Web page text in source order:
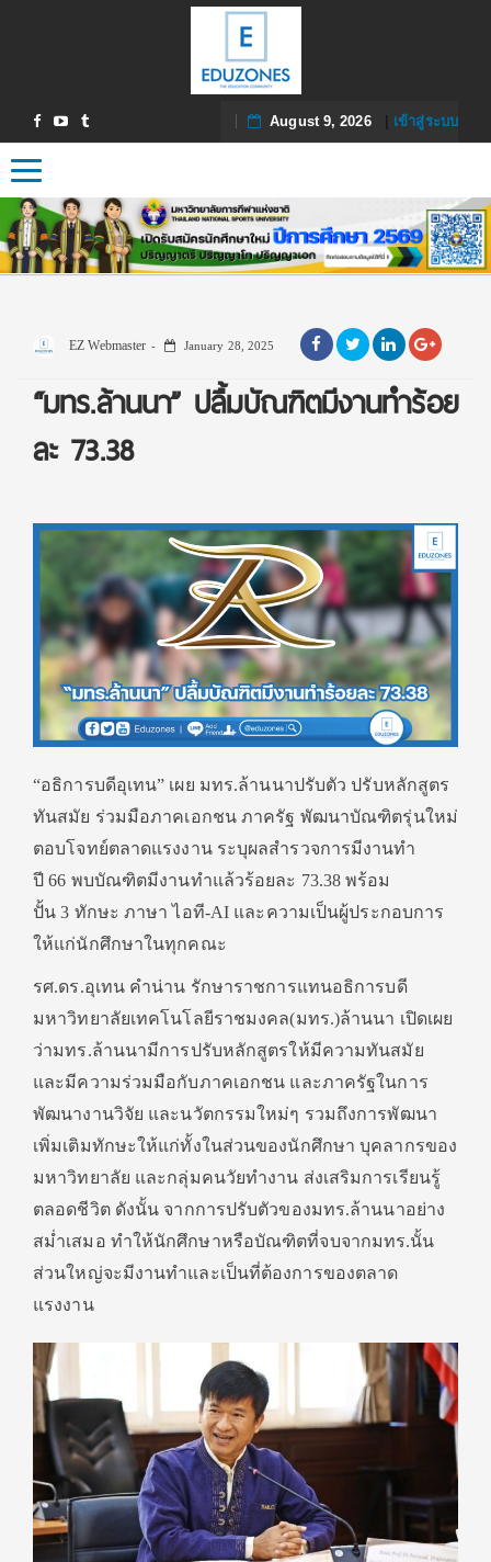
August 9, 2026| เข้าสู่ระบบ
Toggle navigation
EZ Webmaster January 28, 2025
“มทร.ล้านนา” ปลื้มบัณฑิตมีงานทำร้อย
ละ 73.38
“อธิการบดีอุเทน” เผย มทร.ล้านนาปรับตัว ปรับหลักสูตร
ทันสมัย ร่วมมือภาคเอกชน ภาครัฐ พัฒนาบัณฑิตรุ่นใหม่
ตอบโจทย์ตลาดแรงงาน ระบุผลสำรวจการมีงานทำ
ปี 66 พบบัณฑิตมีงานทำแล้วร้อยละ 73.38 พร้อม
ปั้น 3 ทักษะ ภาษา ไอที-AI และความเป็นผู้ประกอบการ
ให้แก่นักศึกษาในทุกคณะ
รศ.ดร.อุเทน คำน่าน รักษาราชการแทนอธิการบดี
มหาวิทยาลัยเทคโนโลยีราชมงคล(มทร.)ล้านนา เปิดเผย
ว่ามทร.ล้านนามีการปรับหลักสูตรให้มีความทันสมัย
และมีความร่วมมือกับภาคเอกชน และภาครัฐในการ
พัฒนางานวิจัย และนวัตกรรมใหม่ๆ รวมถึงการพัฒนา
เพิ่มเติมทักษะให้แก่ทั้งในส่วนของนักศึกษา บุคลากรของ
มหาวิทยาลัย และกลุ่มคนวัยทำงาน ส่งเสริมการเรียนรู้
ตลอดชีวิต ดังนั้น จากการปรับตัวของมทร.ล้านนาอย่าง
สม่ำเสมอ ทำให้นักศึกษาหรือบัณฑิตที่จบจากมทร.นั้น
ส่วนใหญ่จะมีงานทำและเป็นที่ต้องการของตลาด
แรงงาน